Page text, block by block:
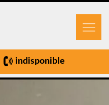
indisponible